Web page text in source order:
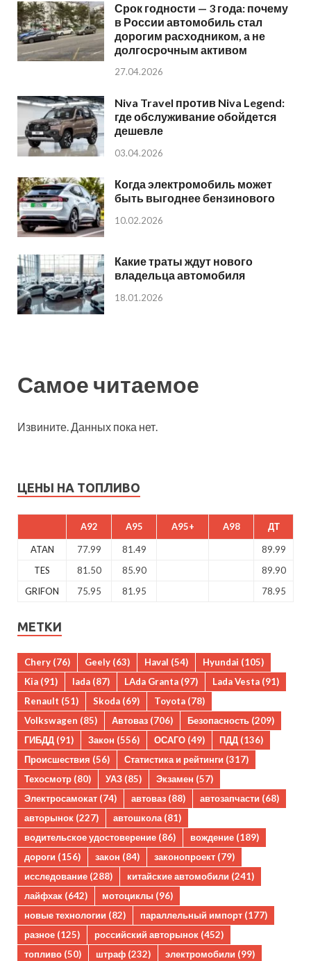
Срок годности — 3 года: почему
в России автомобиль стал
дорогим расходником, а не
долгосрочным активом
27.04.2026
Niva Travel против Niva Legend:
где обслуживание обойдется
дешевле
03.04.2026
Когда электромобиль может
быть выгоднее бензинового
10.02.2026
Какие траты ждут нового
владельца автомобиля
18.01.2026
Самое читаемое
Извините. Данных пока нет.
ЦЕНЫ НА ТОПЛИВО
A92 A95 A95+ A98 ДТ
ATAN 77.99 81.49
89.99
TES
81.50 85.90
89.90
GRIFON
75.95 81.95 78.95
МЕТКИ
Chery (76) Geely (63) Haval (54) Hyundai (105)
Kia (91) lada (87) LAda Granta (97) Lada Vesta (91)
Renault (51) Skoda (69) Toyota (78)
Volkswagen (85) Автоваз (706) Безопасность (209)
ГИБДД (91) Закон (556) ОСАГО (49) ПДД (136)
Происшествия (56) Статистика и рейтинги (317)
Техосмотр (80) УАЗ (85) Экзамен (57)
Электросамокат (74) автоваз (88) автозапчасти (68)
авторынок (227) автошкола(81)
водительское удостоверение (86) вождение (189)
дороги (156) закон (84) законопроект (79)
исследование (288) китайские автомобили (241)
лайфхак (642) мотоциклы (96)
новые технологии (82) параллельный импорт (177)
разное (125) российский авторынок (452)
топливо (50) штраф (232) электромобили (99)